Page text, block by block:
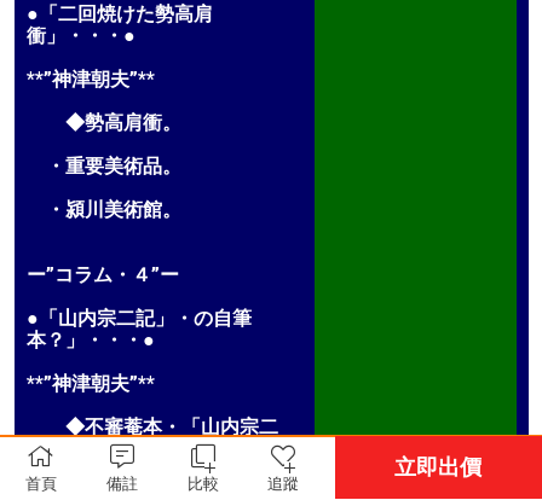
首頁 備註 比較 追蹤
立即出價
●「二回焼けた勢高肩
衝」・・・●
**”神津朝夫”**
◆勢高肩衝。
・重要美術品。
・潁川美術館。
ー”コラム・４”ー
●「山内宗二記」・の自筆
本？」・・・●
**”神津朝夫”**
◆不審菴本・「山内宗二
記」。
・表千家不審菴。